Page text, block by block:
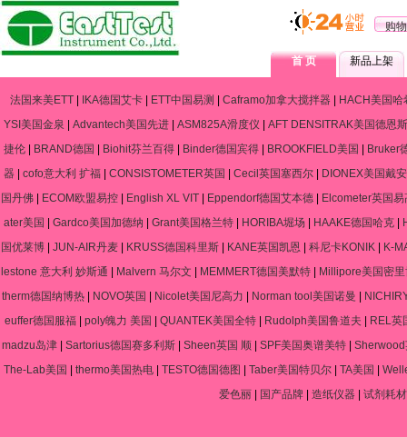
购
首 页 新品上架
法国来美ETT IKA德国艾卡 ETT中国易测 Caframo加拿大搅拌器
HACH美国哈
YSI美国金泉
Advantech美国先进| ASM825A滑度仪
AFT DENSITRAK美国德恩斯
捷伦| BRAND德国 Biohit芬兰百得| Binder德国宾得| BROOKFIELD美国
Bruker
器| cofo意大利 扩福| CONSISTOMETER英国 Cecil英国塞西尔| DIONEX美国戴安
国丹佛| ECOM欧盟易控| English XL VIT| Eppendorf德国艾本德|
Elcometer英国易
ater美国
Gardco美国加德纳 Grant美国格兰特| HORIBA堀场 HAAKE德国哈克|
国优莱博
JUN-AIR丹麦 KRUSS德国科里斯 KANE英国凯恩 科尼卡KONIK
K-
lestone 意大利 妙斯通
Malvern 马尔文 MEMMERT德国美默特
Millipore美国密
therm德国纳博热| NOVO英国 Nicolet美国尼高力 Norman tool美国诺曼
euffer德国服福| poly魄力 美国 QUANTEK美国全特| Rudolph美国鲁道夫
REL英
madzu岛津
Sartorius德国赛多利斯 Sheen英国 顺 SPF美国奥谱美特
The-Lab美国
thermo美国热电| TESTO德国德图 Taber美国特贝尔| TA美国
爱色丽| 国产品牌| 造纸仪器| 试剂耗材